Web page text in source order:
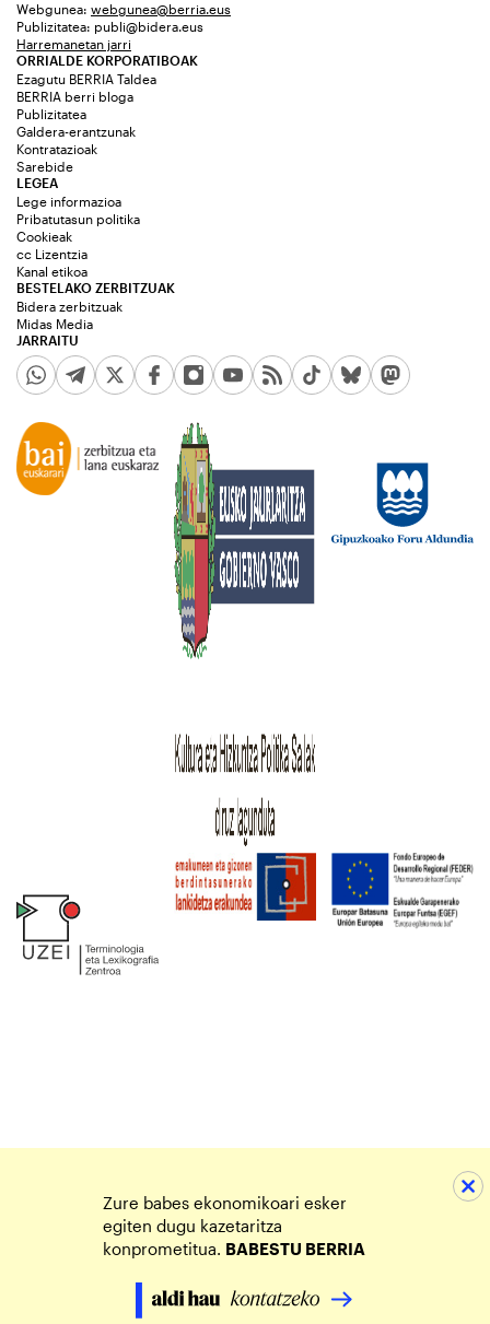
Webgunea: webgunea@berria.eus
Publizitatea: publi@bidera.eus
Harremanetan jarri
ORRIALDE KORPORATIBOAK
Ezagutu BERRIA Taldea
BERRIA berri bloga
Publizitatea
Galdera-erantzunak
Kontratazioak
Sarebide
JARRAITU
LEGEA
Lege informazioa
Pribatutasun politika
Cookieak
cc Lizentzia
Kanal etikoa
BESTELAKO ZERBITZUAK
Bidera zerbitzuak
Midas Media
Zure babes ekonomikoari esker
egiten dugu kazetaritza
konprometitua. BABESTU BERRIA